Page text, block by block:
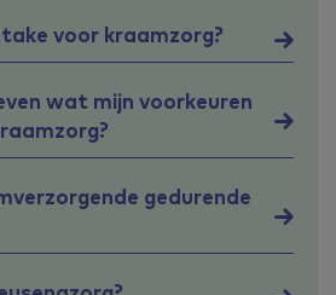
voor kraamzorg?
wat mijn voorkeuren
gedurende